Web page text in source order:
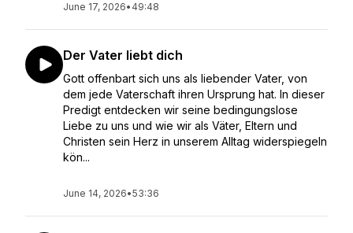
June 17, 2026• 49:48
Der Vater liebt dich
Gott offenbart sich uns als liebender Vater, von
dem jede Vaterschaft ihren Ursprung hat. In dieser
Predigt entdecken wir seine bedingungslose
Liebe zu uns und wie wir als Väter, Eltern und
Christen sein Herz in unserem Alltag widerspiegeln
kön...
June 14, 2026•53:36